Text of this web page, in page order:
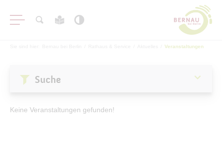
Aktuelles
Veranstaltungen
Keine Veranstaltungen gefunden!
Suche